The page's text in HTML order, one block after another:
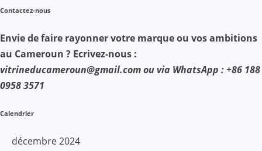
Contactez-nous
Envie de faire rayonner votre marque ou vos ambitions
au Cameroun ? Ecrivez-nous :
vitrineducameroun@gmail.com ou via WhatsApp : +86 188
0958 3571
Calendrier
décembre 2024